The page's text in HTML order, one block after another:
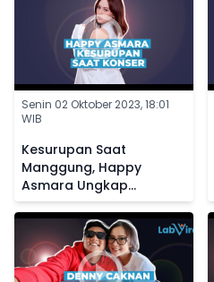
Senin 02 Oktober 2023, 18:01
WIB
Kesurupan Saat
Manggung, Happy
Asmara Ungkap
Kedekatannya dengan
Makhluk Halus